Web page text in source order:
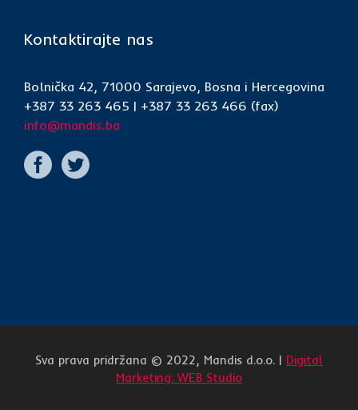
Kontaktirajte nas
Bolnička 42, 71000 Sarajevo, Bosna i Hercegovina
+387 33 263 465 | +387 33 263 466 (fax)
info@mandis.ba
Sva prava pridržana © 2022, Mandis d.o.o. | Digital
Marketing: WEB Studio